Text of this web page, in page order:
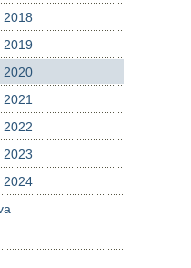
2018
2019
2020
2022
2023
2024